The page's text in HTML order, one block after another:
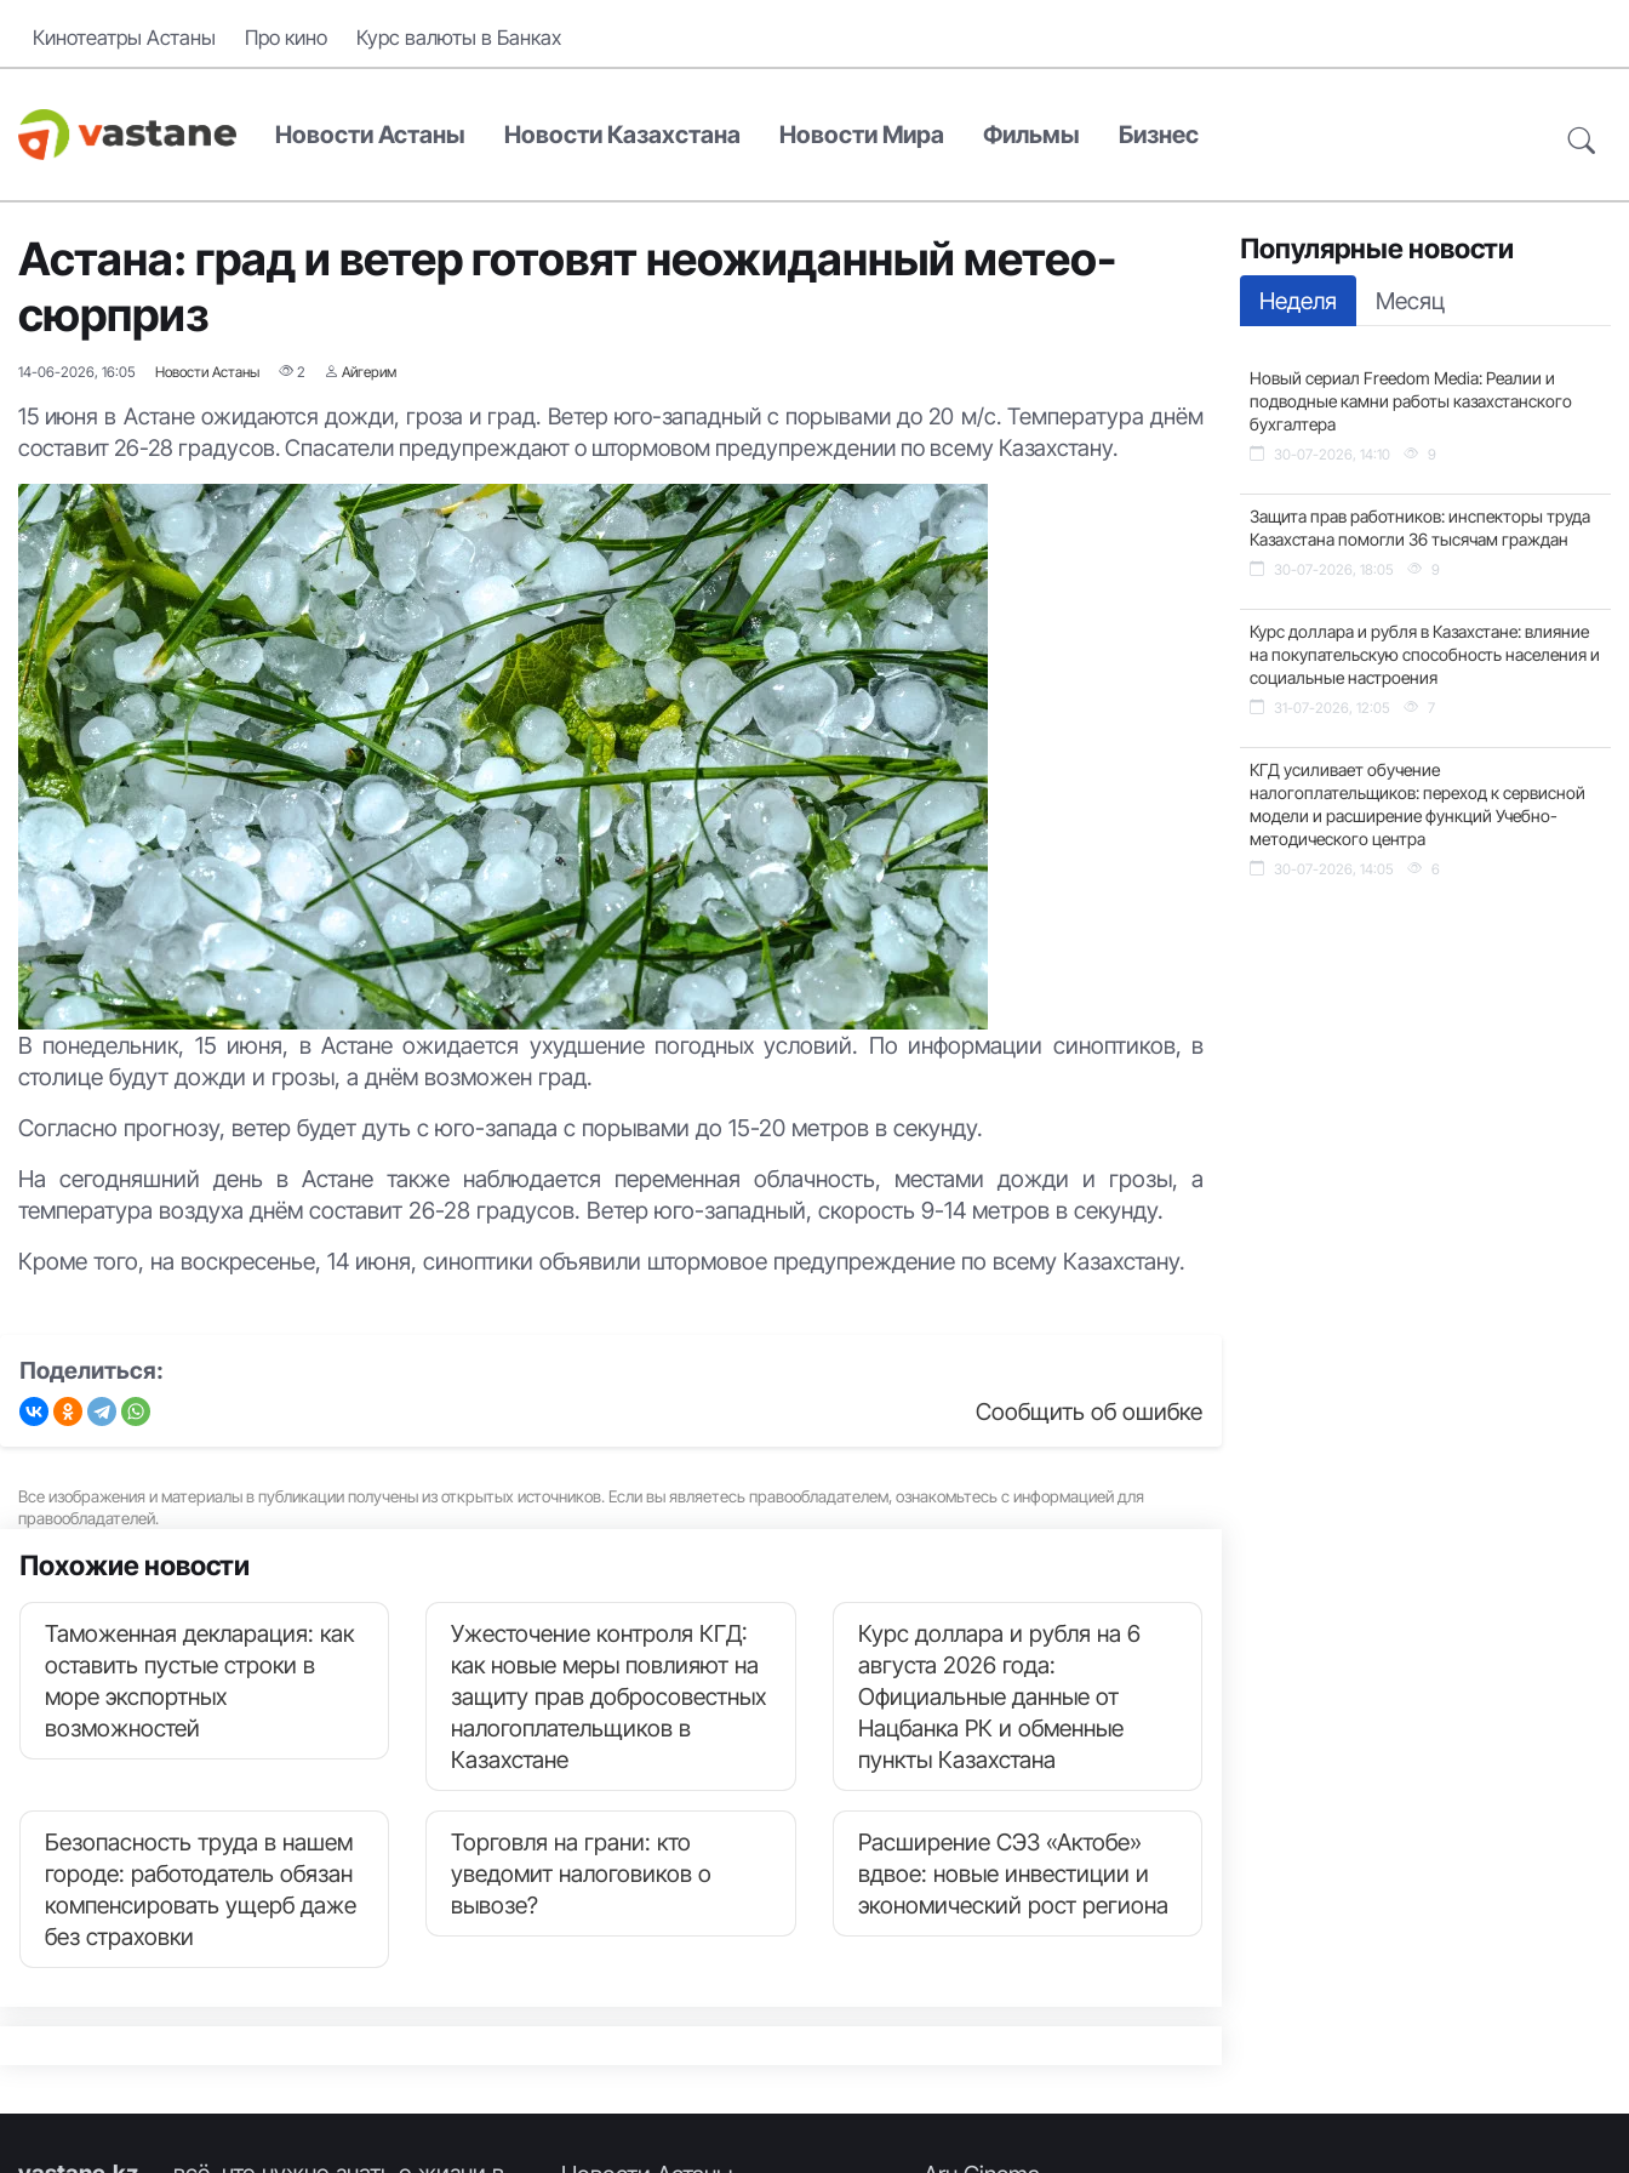
Кинотеатры Астаны Про кино Курс валюты в Банках
Новости Астаны Новости Казахстана Новости Мира Фильмы Бизнес
Астана: град и ветер готовят неожиданный метео-
сюрприз
14-06-2026, 16:05 Новости Астаны 2 Айгерим
15 июня в Астане ожидаются дожди, гроза и град. Ветер юго-западный с порывами до 20 м/с. Температура днём
составит 26-28 градусов. Спасатели предупреждают о штормовом предупреждении по всему Казахстану.
В понедельник, 15 июня, в Астане ожидается ухудшение погодных условий. По информации синоптиков, в
столице будут дожди и грозы, а днём возможен град.
Согласно прогнозу, ветер будет дуть с юго-запада с порывами до 15-20 метров в секунду.
На сегодняшний день в Астане также наблюдается переменная облачность, местами дожди и грозы, а
температура воздуха днём составит 26-28 градусов. Ветер юго-западный, скорость 9-14 метров в секунду.
Кроме того, на воскресенье, 14 июня, синоптики объявили штормовое предупреждение по всему Казахстану.
Поделиться:
Сообщить об ошибке
Все изображения и материалы в публикации получены из открытых источников. Если вы являетесь правообладателем, ознакомьтесь с информацией для
правообладателей.
Похожие новости
Таможенная декларация: как
оставить пустые строки в
море экспортных
возможностей
Ужесточение контроля КГД:
как новые меры повлияют на
защиту прав добросовестных
налогоплательщиков в
Казахстане
Курс доллара и рубля на 6
августа 2026 года:
Официальные данные от
Нацбанка РК и обменные
пункты Казахстана
Безопасность труда в нашем
городе: работодатель обязан
компенсировать ущерб даже
без страховки
Торговля на грани: кто
уведомит налоговиков о
вывозе?
Расширение СЭЗ «Актобе»
вдвое: новые инвестиции и
экономический рост региона
Популярные новости
Неделя Месяц
Новый сериал Freedom Media: Реалии и
подводные камни работы казахстанского
бухгалтера
30-07-2026, 14:10 9
Защита прав работников: инспекторы труда
Казахстана помогли 36 тысячам граждан
30-07-2026, 18:05 9
Курс доллара и рубля в Казахстане: влияние
на покупательскую способность населения и
социальные настроения
31-07-2026, 12:05 7
КГД усиливает обучение
налогоплательщиков: переход к сервисной
модели и расширение функций Учебно-
методического центра
30-07-2026, 14:05 6